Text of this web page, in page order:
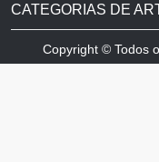
CATEGORIAS DE
Copyright © Todos